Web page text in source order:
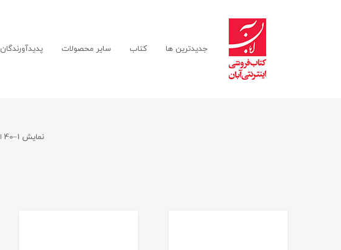
جدیدترین ها کتاب سایر محصولات پدیدآورندگان
نمایش 1–40 از 69 نتیجه